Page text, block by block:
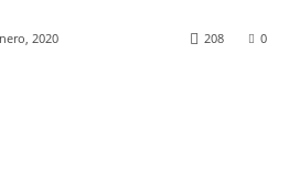
2020 0
208